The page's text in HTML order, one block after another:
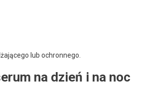
lub ochronnego.
na dzień i na noc